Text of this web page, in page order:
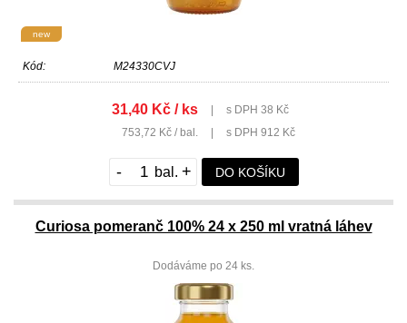
new
Kód: M24330CVJ
31,40 Kč / ks
s DPH 38 Kč
753,72 Kč / bal.
s DPH 912 Kč
- + DO KOŠÍKU
Curiosa pomeranč 100% 24 x 250 ml vratná láhev
Dodáváme po 24 ks.